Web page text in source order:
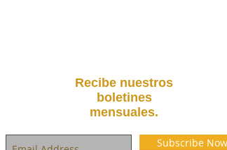
Recibe nuestros
boletines
mensuales.
Subscribe Now